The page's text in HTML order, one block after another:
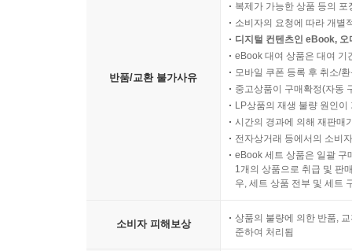
반품/교환 불가사유
복제가 가능한 상품 등의
소비자의 요청에 따라 개별
디지털 컨텐츠인 eBook,
eBook 대여 상품은 대여 기
모바일 쿠폰 등록 후 취소/
중고상품이 구매확정(자동
LP상품의 재생 불량 원인
시간의 경과에 의해 재판매
전자상거래 등에서의 소비
eBook 세트 상품은 일괄 구
1개의 상품으로 취급 및 판
우, 세트 상품 전부 및 세트
소비자 피해보상
상품의 불량에 의한 반품,
준하여 처리됨